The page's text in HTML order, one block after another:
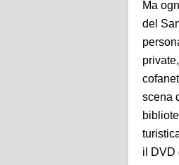
Ma
del
scena
il DVD